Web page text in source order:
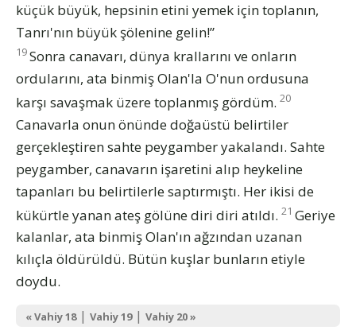
küçük büyük, hepsinin etini yemek için toplanın,
Tanrı'nın büyük şölenine gelin!”
19Sonra canavarı, dünya krallarını ve onların
ordularını, ata binmiş Olan'la O'nun ordusuna
karşı savaşmak üzere toplanmış gördüm. 20
Canavarla onun önünde doğaüstü belirtiler
gerçekleştiren sahte peygamber yakalandı. Sahte
peygamber, canavarın işaretini alıp heykeline
tapanları bu belirtilerle saptırmıştı. Her ikisi de
kükürtle yanan ateş gölüne diri diri atıldı. 21 Geriye
kalanlar, ata binmiş Olan'ın ağzından uzanan
kılıçla öldürüldü. Bütün kuşlar bunların etiyle
doydu.
« Vahiy 18| Vahiy 19| Vahiy 20 »